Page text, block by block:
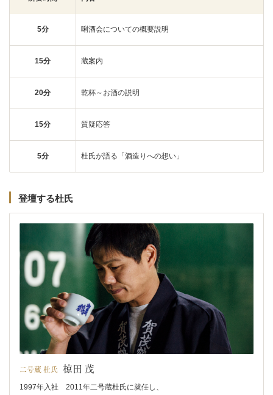
5分 唎酒会についての概要説明
15分 蔵案内
20分 乾杯～お酒の説明
15分 質疑応答
5分 杜氏が語る「酒造りへの想い」
登壇する杜氏
二号蔵 杜氏 椋田 茂
1997年入社 2011年二号蔵杜氏に就任し、